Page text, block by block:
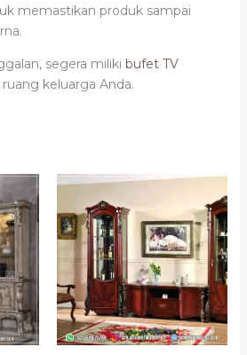
memastikan produk sampai
segera miliki bufet TV
keluarga Anda.